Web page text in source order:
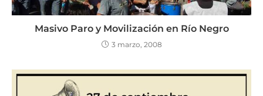
Masivo Paro y Movilización en Río Negro
3 marzo, 2008